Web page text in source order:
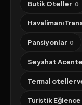
Butik Oteller 0
Havalimanı
Pansiyonlar 0
Seyahat
Termal oteller
Turistik